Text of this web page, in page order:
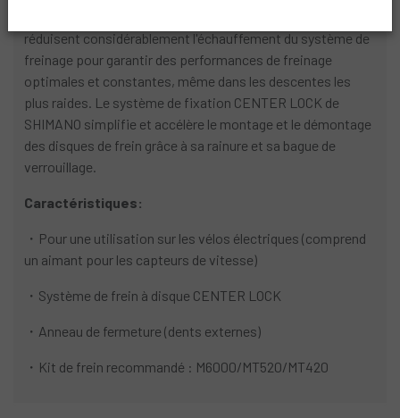
réduisent considérablement l'échauffement du système de
freinage pour garantir des performances de freinage
optimales et constantes, même dans les descentes les
plus raides. Le système de fixation CENTER LOCK de
SHIMANO simplifie et accélère le montage et le démontage
des disques de frein grâce à sa rainure et sa bague de
verrouillage.
Caractéristiques:
・Pour une utilisation sur les vélos électriques (comprend
un aimant pour les capteurs de vitesse)
・Système de frein à disque CENTER LOCK
・Anneau de fermeture (dents externes)
・Kit de frein recommandé : M6000/MT520/MT420